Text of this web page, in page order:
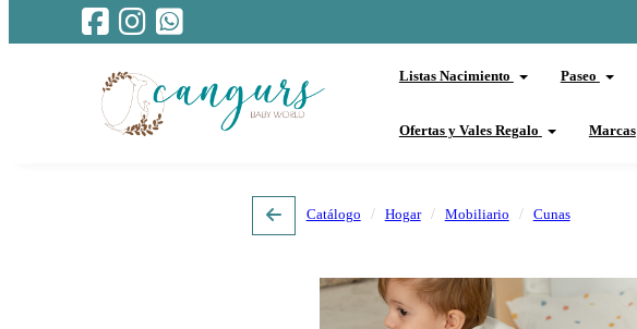
Listas Nacimiento Paseo
Ofertas y Vales Regalo Marcas
Catálogo Hogar Mobiliario Cunas